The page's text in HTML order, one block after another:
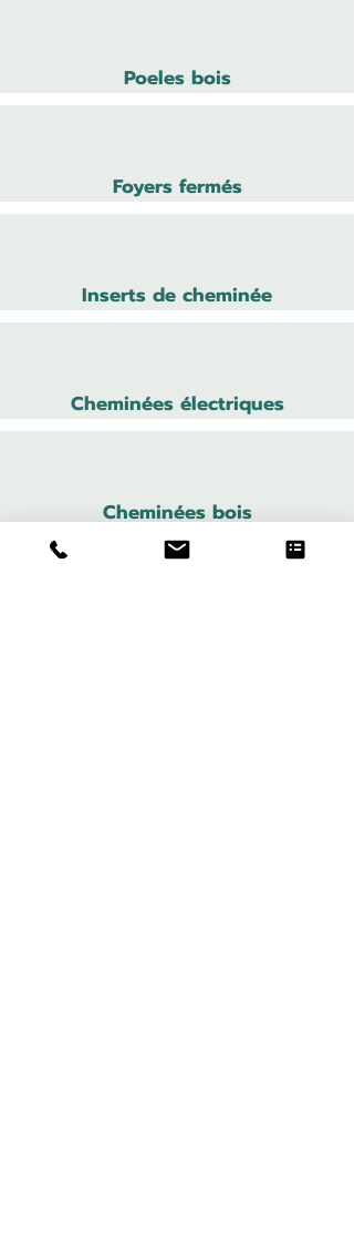
Poeles bois
Foyers fermés
Inserts de cheminée
Cheminées électriques
Cheminées bois